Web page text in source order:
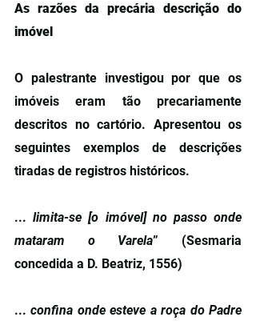
As razões da precária descrição do
imóvel
O palestrante investigou por que os
imóveis eram tão precariamente
descritos no cartório. Apresentou os
seguintes exemplos de descrições
tiradas de registros históricos.
... limita-se [o imóvel] no passo onde
mataram o Varela” (Sesmaria
concedida a D. Beatriz, 1556)
... confina onde esteve a roça do Padre